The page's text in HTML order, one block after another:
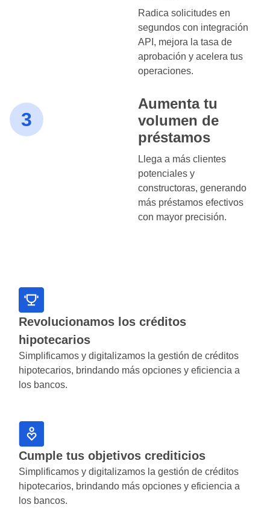
Radica solicitudes en
segundos con integración
API, mejora la tasa de
aprobación y acelera tus
operaciones.
3
Aumenta tu
volumen de
préstamos
Llega a más clientes
potenciales y
constructoras, generando
más préstamos efectivos
con mayor precisión.
Revolucionamos los créditos
hipotecarios
Simplificamos y digitalizamos la gestión de créditos
hipotecarios, brindando más opciones y eficiencia a
los bancos.
Cumple tus objetivos crediticios
Simplificamos y digitalizamos la gestión de créditos
hipotecarios, brindando más opciones y eficiencia a
los bancos.